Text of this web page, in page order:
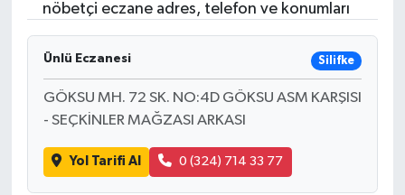
nöbetçi eczane adres, telefon ve konumları
Ünlü Eczanesi Silifke
GÖKSU MH. 72 SK. NO:4D GÖKSU ASM KARŞISI
- SEÇKİNLER MAĞZASI ARKASI
Yol Tarifi Al 0 (324) 714 33 77